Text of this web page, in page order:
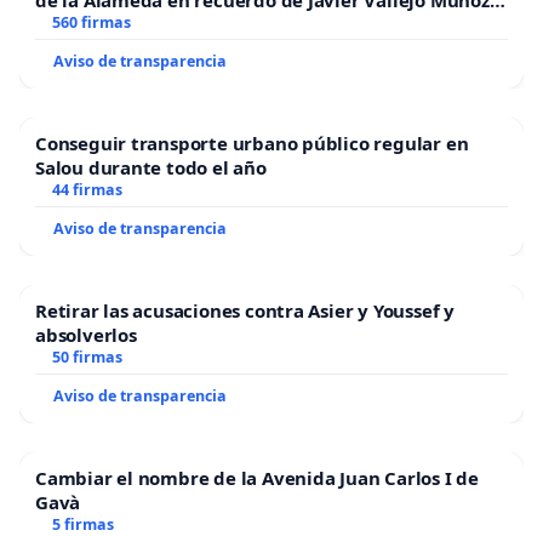
“Mazinger”
560 firmas
Aviso de transparencia
Conseguir transporte urbano público regular en
Salou durante todo el año
44 firmas
Aviso de transparencia
Retirar las acusaciones contra Asier y Youssef y
absolverlos
50 firmas
Aviso de transparencia
Cambiar el nombre de la Avenida Juan Carlos I de
Gavà
5 firmas